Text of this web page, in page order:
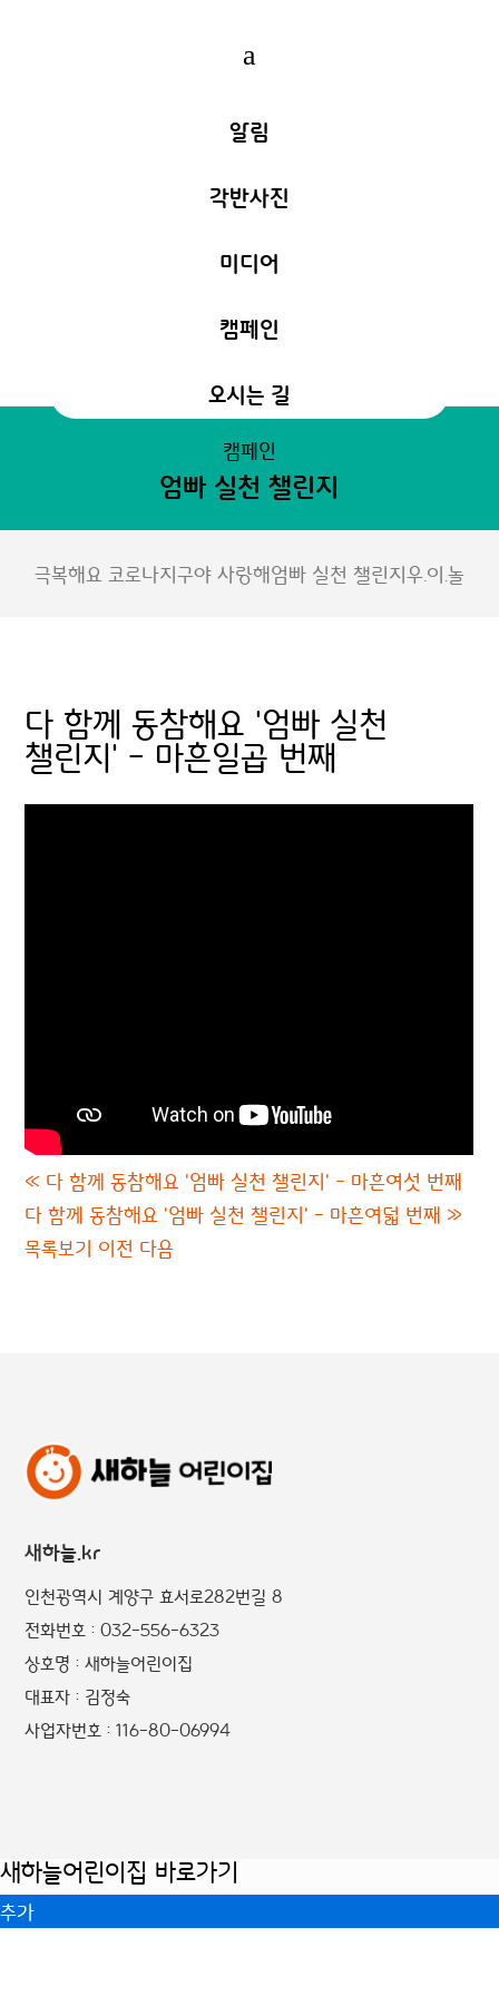
a
알림
각반사진
미디어
캠페인
오시는 길
캠페인
엄빠 실천 챌린지
극복해요 코로나지구야 사랑해엄빠 실천 챌린지우.이.놀
다 함께 동참해요 '엄빠 실천
챌린지' - 마흔일곱 번째
« 다 함께 동참해요 '엄빠 실천 챌린지' - 마흔여섯 번째
다 함께 동참해요 '엄빠 실천 챌린지' - 마흔여덟 번째 »
목록보기 이전 다음
새하늘.kr
인천광역시 계양구 효서로282번길 8
전화번호 : 032-556-6323
상호명 : 새하늘어린이집
대표자 : 김정숙
사업자번호 : 116-80-06994
새하늘어린이집 바로가기
추가